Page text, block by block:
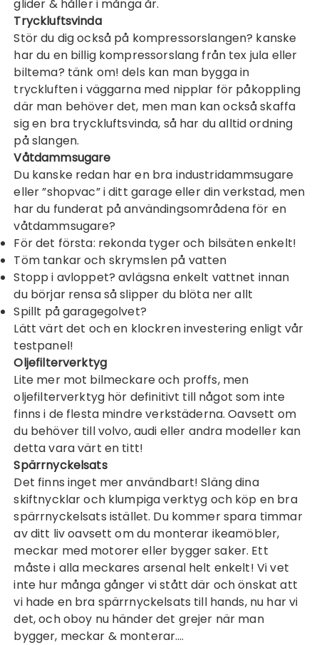
glider & håller i många år.
Tryckluftsvinda
Stör du dig också på kompressorslangen? kanske
har du en billig kompressorslang från tex jula eller
biltema? tänk om! dels kan man bygga in
tryckluften i väggarna med nipplar för påkoppling
där man behöver det, men man kan också skaffa
sig en bra tryckluftsvinda, så har du alltid ordning
på slangen.
Våtdammsugare
Du kanske redan har en bra industridammsugare
eller ”shopvac” i ditt garage eller din verkstad, men
har du funderat på användingsområdena för en
våtdammsugare?
För det första: rekonda tyger och bilsäten enkelt!
Töm tankar och skrymslen på vatten
Stopp i avloppet? avlägsna enkelt vattnet innan
du börjar rensa så slipper du blöta ner allt
Spillt på garagegolvet?
Lätt värt det och en klockren investering enligt vår
testpanel!
Oljefilterverktyg
Lite mer mot bilmeckare och proffs, men
oljefilterverktyg hör definitivt till något som inte
finns i de flesta mindre verkstäderna. Oavsett om
du behöver till volvo, audi eller andra modeller kan
detta vara värt en titt!
Spärrnyckelsats
Det finns inget mer användbart! Släng dina
skiftnycklar och klumpiga verktyg och köp en bra
spärrnyckelsats istället. Du kommer spara timmar
av ditt liv oavsett om du monterar ikeamöbler,
meckar med motorer eller bygger saker. Ett
måste i alla meckares arsenal helt enkelt! Vi vet
inte hur många gånger vi stått där och önskat att
vi hade en bra spärrnyckelsats till hands, nu har vi
det, och oboy nu händer det grejer när man
bygger, meckar & monterar.…